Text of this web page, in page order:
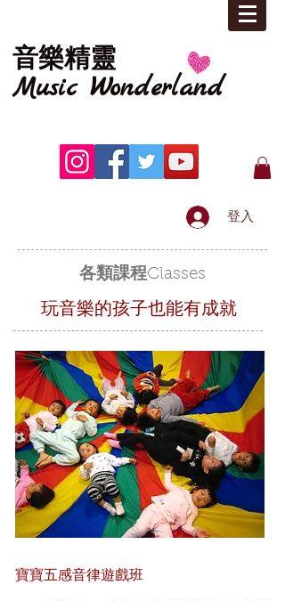
音樂精靈
Music Wonderland
登入
各類課程Classes
玩音樂的孩子也能有成就
寶寶五感音律遊戲班